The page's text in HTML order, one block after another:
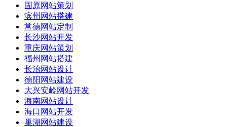
固原网站策划
滨州网站搭建
常德网站定制
长沙网站开发
重庆网站策划
福州网站搭建
长治网站设计
德阳网站建设
大兴安岭网站开发
海南网站设计
海口网站开发
巢湖网站建设